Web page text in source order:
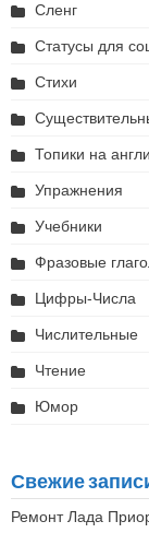
Сленг
Статусы для
Стихи
Топики на
Упражнения
Учебники
Фразовые
Цифры-Числа
Числительные
Чтение
Юмор
Свежие
Ремонт Лада